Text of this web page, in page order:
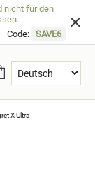
nicht für den
Code: SAVE6
X Ultra